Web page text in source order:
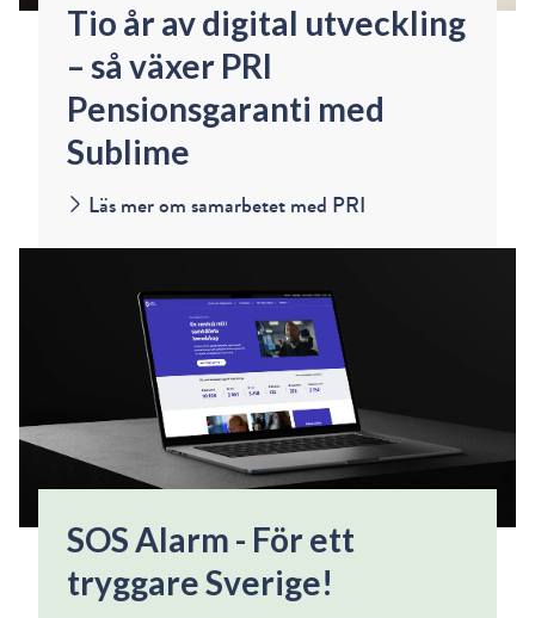
Tio år av digital utveckling
– så växer PRI
Pensionsgaranti med
Sublime
Läs mer om samarbetet med PRI
SOS Alarm - För ett
tryggare Sverige!